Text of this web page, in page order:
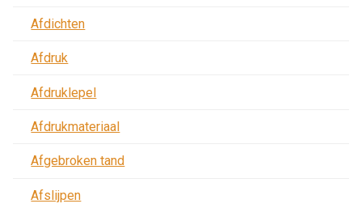
Afdichten
Afdruk
Afdruklepel
Afdrukmateriaal
Afgebroken tand
Afslijpen